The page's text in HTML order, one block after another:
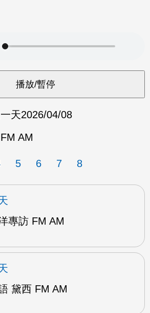
天2026/04/08
AM
5 6 7 8
專訪 FM AM
黛西 FM AM